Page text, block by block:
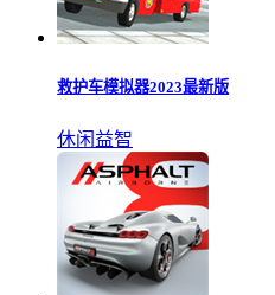
救护车模拟器2023最新版
休闲益智